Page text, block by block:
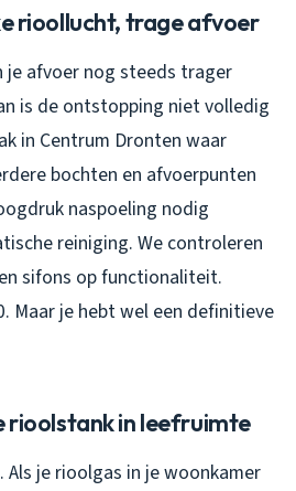
rioollucht, trage afvoer
je afvoer nog steeds trager
is de ontstopping niet volledig
in Centrum Dronten waar
bochten en afvoerpunten
naspoeling nodig
reiniging. We controleren
sifons op functionaliteit.
Maar je hebt wel een definitieve
rioolstank in leefruimte
Als je rioolgas in je woonkamer